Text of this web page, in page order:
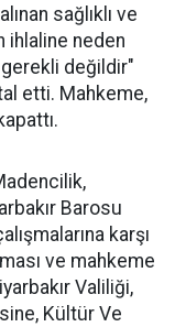
sağlıklı ve
ihlaline neden
değildir"
etti. Mahkeme,
Barosu
karşı
ve mahkeme
Valiliği,
Kültür Ve